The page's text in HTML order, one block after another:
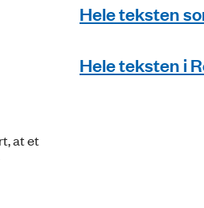
at et
Hele teksten
Hele teksten i